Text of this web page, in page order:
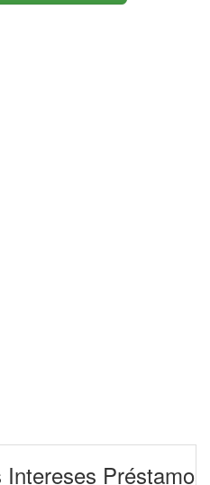
Intereses